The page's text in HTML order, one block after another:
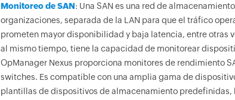
Monitoreo de SAN: Una SAN es una red de
organizaciones, separada de la LAN para que el tráfico
prometen mayor disponibilidad y baja latencia, entre otras
al mismo tiempo, tiene la capacidad de monitorear
OpManager Nexus proporciona monitores de rendimiento
switches. Es compatible con una amplia gama de
plantillas de dispositivos de almacenamiento predefinidas,